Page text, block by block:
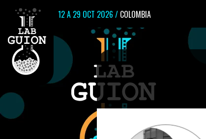
12 A 29 OCT 2026 / COLOMBIA